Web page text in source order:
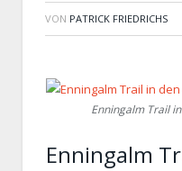
VON PATRICK FRIEDRICHS
Enningalm Trail
Enningalm